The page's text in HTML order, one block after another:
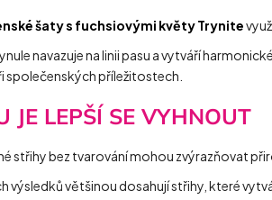
šaty s fuchsiovými květy Trynite
navazuje na linii pasu a vytváří
společenských příležitostech.
JE LEPŠÍ SE VYHNOUT
střihy bez tvarování mohou zvýrazňovat
výsledků většinou dosahují střihy, které